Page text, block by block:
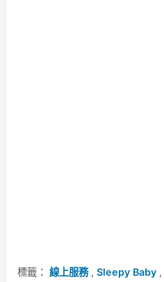
標籤： 線上服務, Sleepy Baby ,